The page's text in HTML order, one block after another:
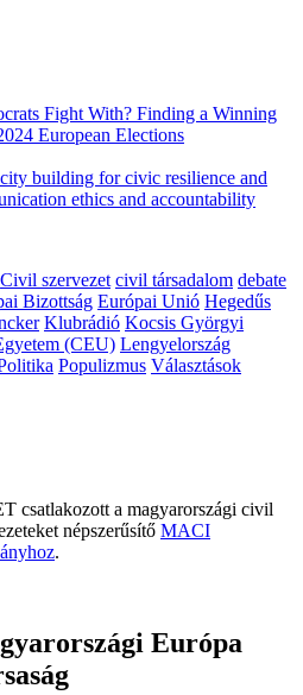
Fight With? Finding a Winning
European Elections
building for civic resilience and
ethics and accountability
Civil szervezet civil társadalom debate
Bizottság Európai Unió Hegedűs
Klubrádió Kocsis Györgyi
(CEU) Lengyelország
Populizmus Választások
csatlakozott a magyarországi civil
népszerűsítő MACI
.
Európa